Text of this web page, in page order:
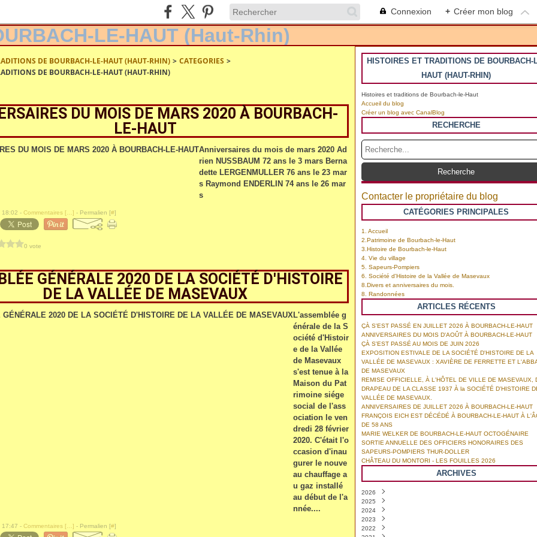
Connexion + Créer mon blog
DE BOURBACH-LE-HAUT (HAUT-RHIN) > CATEGORIES >
DE BOURBACH-LE-HAUT (HAUT-RHIN)
DU MOIS DE MARS 2020 À BOURBACH-
LE-HAUT
Anniversaires du mois de mars 2020 Ad
rien NUSSBAUM 72 ans le 3 mars Berna
dette LERGENMULLER 76 ans le 23 mar
s Raymond ENDERLIN 74 ans le 26 mar
s
18:02 - Commentaires [… ] - Permalien [#]
0 vote
GÉNÉRALE 2020 DE LA SOCIÉTÉ D'HISTOIRE
DE LA VALLÉE DE MASEVAUX
L'assemblée g
énérale de la S
ociété d'Histoir
e de la Vallée
de Masevaux
s'est tenue à la
Maison du Pat
rimoine siége
social de l'ass
ociation le ven
dredi 28 février
2020. C'était l'o
ccasion d'inau
gurer le nouve
au chauffage a
u gaz installé
au début de l'a
nnée....
17:47 - Commentaires [… ] - Permalien [#]
HISTOIRES ET TRADITIONS DE BOURBACH-
HAUT (HAUT-RHIN)
Histoires et traditions de Bourbach-le-Haut
Accueil du blog
Créer un blog avec CanalBlog
RECHERCHE
Contacter le propriétaire du blog
CATÉGORIES PRINCIPALES
1. Accueil
2.Patrimoine de Bourbach-le-Haut
3.Histoire de Bourbach-le-Haut
4. Vie du village
5. Sapeurs-Pompiers
6. Société d'Histoire de la Vallée de Masevaux
8.Divers et anniversaires du mois.
8. Randonnées
ARTICLES RÉCENTS
ÇÀ S'EST PASSÉ EN JUILLET 2026 À BOURBACH-LE-HAUT
ANNIVERSAIRES DU MOIS D'AOÛT À BOURBACH-LE-HAUT
ÇÀ S'EST PASSÉ AU MOIS DE JUIN 2026
EXPOSITION ESTIVALE DE LA SOCIÉTÉ D'HISTOIRE DE LA
VALLÉE DE MASEVAUX : XAVIÈRE DE FERRETTE ET
DE MASEVAUX
REMISE OFFICIELLE, À L'HÔTEL DE VILLE DE MASEVAUX,
DRAPEAU DE LA CLASSE 1937 À la SOCIÉTÉ D'HISTOIRE
VALLÉE DE MASEVAUX.
ANNIVERSAIRES DE JUILLET 2026 À BOURBACH-LE-HAUT
FRANÇOIS EICH EST DÉCÉDÉ À BOURBACH-LE-HAUT À
DE 58 ANS
MARIE WELKER DE BOURBACH-LE-HAUT OCTOGÉNAIRE
SORTIE ANNUELLE DES OFFICIERS HONORAIRES DES
SAPEURS-POMPIERS THUR-DOLLER
CHÂTEAU DU MONTORI - LES FOUILLES 2026
ARCHIVES
2026
Août
Juillet
Juin(6)
Mai(2)
2025
Décembre
Novembre
Octobre
2024
Décembre
Novembre
2023
Décembre
2022